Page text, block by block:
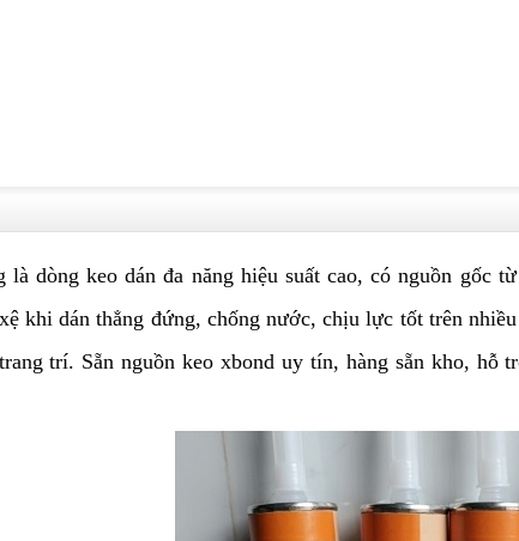
là dòng keo dán đa năng hiệu suất cao, có nguồn
khi dán thẳng đứng, chống nước, chịu lực tốt trên
trí. Sẵnnguồn keo xbonduy tín, hàng sẵn kho, hỗ